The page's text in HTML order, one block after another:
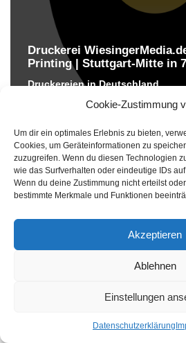
Cookie-Zustimmung
Um dir ein optimales Erlebnis zu bieten,
Cookies, um Geräteinformationen zu
zuzugreifen. Wenn du diesen Technologien
wie das Surfverhalten oder eindeutige IDs
Wenn du deine Zustimmung nicht erteilst
bestimmte Merkmale und Funktionen
Akzeptieren
Ablehnen
Einstellungen
Datenschutzerklärung
Druckerei
Printing | Stuttgart-Mitte in
Druckereien in Deutschland